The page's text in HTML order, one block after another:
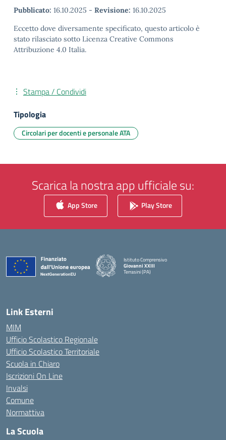
Pubblicato: 16.10.2025 - Revisione: 16.10.2025
Eccetto dove diversamente specificato, questo articolo è
stato rilasciato sotto Licenza Creative Commons
Attribuzione 4.0 Italia.
Stampa / Condividi
Tipologia
Circolari per docenti e personale ATA
Scarica la nostra app ufficiale su:
App Store Play Store
Istituto Comprensivo
Giovanni XXIII
Terrasini (PA)
Link Esterni
MIM
Ufficio Scolastico Regionale
Ufficio Scolastico Territoriale
Scuola in Chiaro
Iscrizioni On Line
Invalsi
Comune
Normattiva
La Scuola